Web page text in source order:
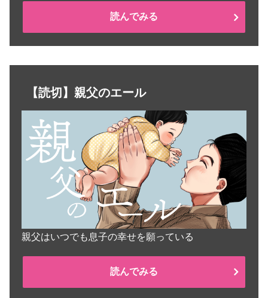
読んでみる
【読切】親父のエール
親父はいつでも息子の幸せを願っている
読んでみる